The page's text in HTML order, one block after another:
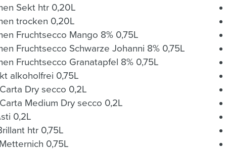
Sekt htr 0,20L
trocken 0,20L
Rotkäppchen Fruchtsecco Mango 8% 0,75L
Fruchtsecco Schwarze Johanni 8% 0,75L
Rotkäppchen Fruchtsecco Granatapfel 8% 0,75L
Sekt alkoholfrei 0,75L
Dry secco 0,2L
Freixenet Carta Medium Dry secco 0,2L
0,2L
htr 0,75L
0,75L